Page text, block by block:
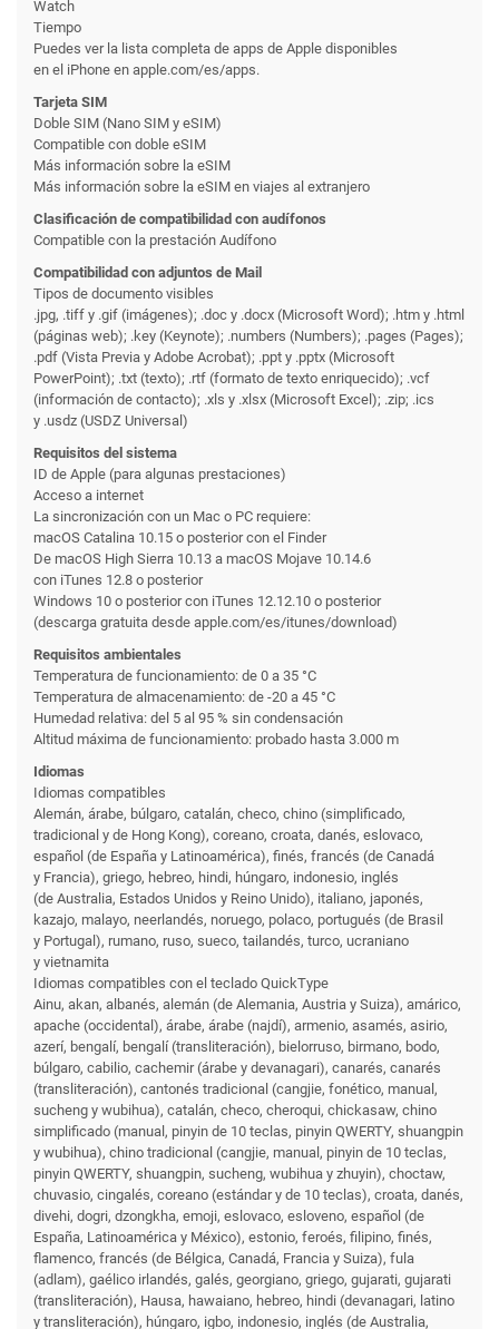
Watch
Tiempo
Puedes ver la lista completa de apps de Apple disponibles
en el iPhone en apple.com/es/apps.
Tarjeta SIM
Doble SIM (Nano SIM y eSIM)
Compatible con doble eSIM
Más información sobre la eSIM
Más información sobre la eSIM en viajes al extranjero
Clasificación de compati­bilidad con audífonos
Compatible con la prestación Audífono
Compati­bilidad con adjuntos de Mail
Tipos de documento visibles
.jpg, .tiff y .gif (imágenes); .doc y .docx (Microsoft Word); .htm y .html
(páginas web); .key (Keynote); .numbers (Numbers); .pages (Pages);
.pdf (Vista Previa y Adobe Acrobat); .ppt y .pptx (Microsoft
PowerPoint); .txt (texto); .rtf (formato de texto enriquecido); .vcf
(información de contacto); .xls y .xlsx (Microsoft Excel); .zip; .ics
y .usdz (USDZ Universal)
Requisitos del sistema
ID de Apple (para algunas prestaciones)
Acceso a internet
La sincronización con un Mac o PC requiere:
macOS Catalina 10.15 o posterior con el Finder
De macOS High Sierra 10.13 a macOS Mojave 10.14.6
con iTunes 12.8 o posterior
Windows 10 o posterior con iTunes 12.12.10 o posterior
(descarga gratuita desde apple.com/es/itunes/download)
Requisitos ambientales
Temperatura de funciona­miento: de 0 a 35 °C
Temperatura de almacena­miento: de -20 a 45 °C
Humedad relativa: del 5 al 95 % sin condensación
Altitud máxima de funciona­miento: probado hasta 3.000 m
Idiomas
Idiomas compatibles
Alemán, árabe, búlgaro, catalán, checo, chino (simplificado,
tradicional y de Hong Kong), coreano, croata, danés, eslovaco,
español (de España y Latinoamérica), finés, francés (de Canadá
y Francia), griego, hebreo, hindi, húngaro, indonesio, inglés
(de Australia, Estados Unidos y Reino Unido), italiano, japonés,
kazajo, malayo, neerlandés, noruego, polaco, portugués (de Brasil
y Portugal), rumano, ruso, sueco, tailandés, turco, ucraniano
y vietnamita
Idiomas compatibles con el teclado QuickType
Ainu, akan, albanés, alemán (de Alemania, Austria y Suiza), amárico,
apache (occidental), árabe, árabe (najdí), armenio, asamés, asirio,
azerí, bengalí, bengalí (transliteración), bielorruso, birmano, bodo,
búlgaro, cabilio, cachemir (árabe y devanagari), canarés, canarés
(transliteración), cantonés tradicional (cangjie, fonético, manual,
sucheng y wubihua), catalán, checo, cheroqui, chickasaw, chino
simplificado (manual, pinyin de 10 teclas, pinyin QWERTY, shuangpin
y wubihua), chino tradicional (cangjie, manual, pinyin de 10 teclas,
pinyin QWERTY, shuangpin, sucheng, wubihua y zhuyin), choctaw,
chuvasio, cingalés, coreano (estándar y de 10 teclas), croata, danés,
divehi, dogri, dzongkha, emoji, eslovaco, esloveno, español (de
España, Latinoamérica y México), estonio, feroés, filipino, finés,
flamenco, francés (de Bélgica, Canadá, Francia y Suiza), fula
(adlam), gaélico irlandés, galés, georgiano, griego, gujarati, gujarati
(transliteración), Hausa, hawaiano, hebreo, hindi (devanagari, latino
y transliteración), húngaro, igbo, indonesio, inglés (de Australia,